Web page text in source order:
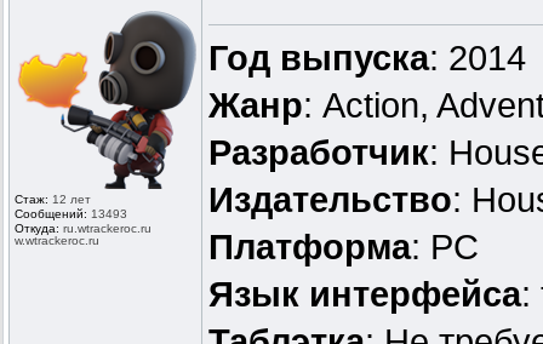
Стаж: 12 лет
Сообщений: 13493
Откуда: ru.wtrackeroc.ru
w.wtrackeroc .ru
Год выпуска: 2014
Жанр: Action,
Разработчик:
Издательство:
Платформа: PC
Язык интерфейса: